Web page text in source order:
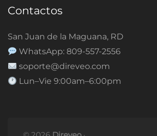
Contactos
San Juan de la Maguana, RD
WhatsApp: 809-557-2556
soporte@direveo.com
Lun–Vie 9:00am–6:00pm